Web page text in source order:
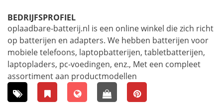
BEDRIJFSPROFIEL
oplaadbare-batterij.nl is een online winkel die zich richt
op batterijen en adapters. We hebben batterijen voor
mobiele telefoons, laptopbatterijen, tabletbatterijen,
laptopladers, pc-voedingen, enz., Met een compleet
assortiment aan productmodellen